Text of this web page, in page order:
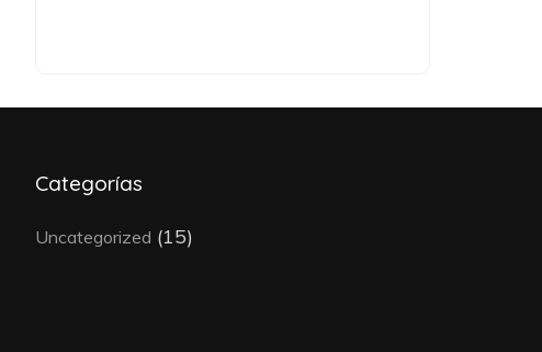
Categorías
Uncategorized (15)